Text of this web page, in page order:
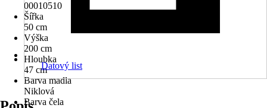
00010510
Šířka
50 cm
Výška
200 cm
Hloubka
47 cm
Barva madla
Niklová
Barva čela
Datový list